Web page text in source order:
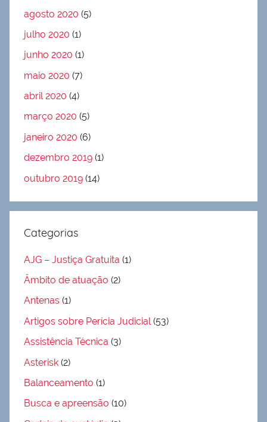
agosto 2020 (5)
julho 2020 (1)
junho 2020 (1)
maio 2020 (7)
abril 2020 (4)
março 2020 (5)
janeiro 2020 (6)
dezembro 2019 (1)
outubro 2019 (14)
Categorias
AJG – Justiça Gratuita (1)
Âmbito de atuação (2)
Antenas (1)
Artigos sobre Perícia Judicial(53)
Assistência Técnica (3)
Asterisk (2)
Balanceamento (1)
Busca e apreensão (10)